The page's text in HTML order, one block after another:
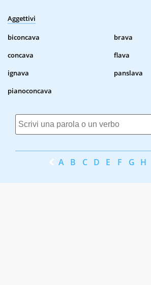
Aggettivi
biconcava
brava
concava
flava
ignava
panslava
pianoconcava
A B C D E F G H